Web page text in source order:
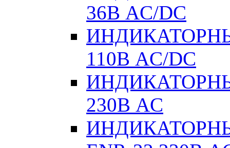
36В AC/DC
110В AC/DC
230В AC